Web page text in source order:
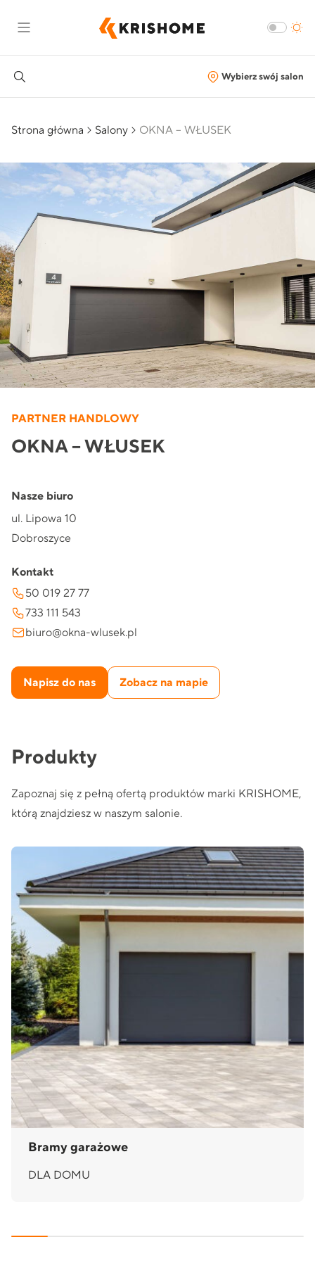
Wybierz swój salon
Strona główna Salony OKNA – WŁUSEK
PARTNER HANDLOWY
OKNA – WŁUSEK
Nasze biuro
ul. Lipowa 10
Dobroszyce
Kontakt
50 019 27 77
733 111 543
biuro@okna-wlusek.pl
Napisz do nas Zobacz na mapie
Produkty
Zapoznaj się z pełną ofertą produktów marki KRISHOME,
którą znajdziesz w naszym salonie.
Bramy garażowe
DLA DOMU